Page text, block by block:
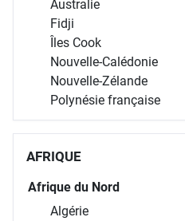
Australie
Fidji
Îles Cook
Nouvelle-Calédonie
Nouvelle-Zélande
Polynésie française
AFRIQUE
Afrique du Nord
Algérie